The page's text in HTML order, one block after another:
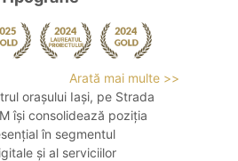
Arată mai multe >>
orașului Iași, pe Strada
își consolidează poziția
în segmentul
și al serviciilor